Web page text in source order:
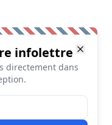
infolettre
directement dans